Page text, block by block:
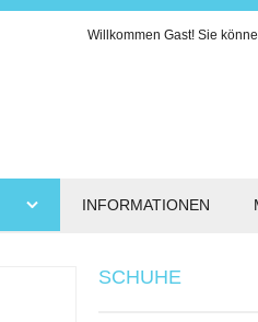
Willkommen Gast! Sie
INFORMATIONEN
SCHUHE